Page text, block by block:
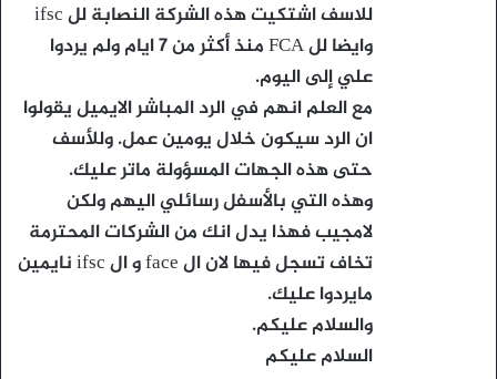
ل
للاسف اشتكيت هذه الشركة النصابة لل ifsc
وايضا لل FCA منذ أكثر من ٧ ايام ولم يردوا
علي إلى اليوم.
مع العلم انهم في الرد المباشر الايميل يقولوا
ان الرد سيكون خلال يومين عمل. وللأسف
حتى هذه الجهات المسؤولة ماتر عليك.
وهذه التي بالأسفل رسائلي اليهم ولكن
لامجيب فهذا يدل انك من الشركات المحترمة
تخاف تسجل فيها لان ال face و ال ifsc نايمين
مايردوا عليك.
والسلام عليكم.
السلام عليكم